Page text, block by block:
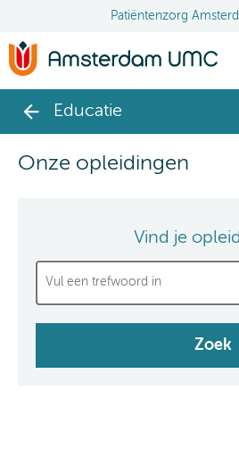
Patiëntenzorg
Educatie
Onze opleidingen
Vind je